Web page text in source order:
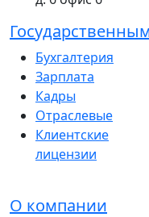
Бухгалтерия
Зарплата
Кадры
Отраслевые
Клиентские
лицензии
О компании